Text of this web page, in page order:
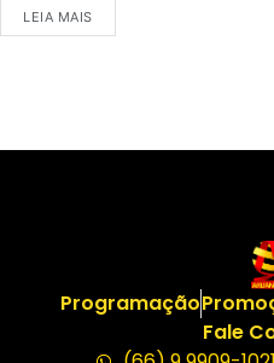
LEIA MAIS
Programação
Fale